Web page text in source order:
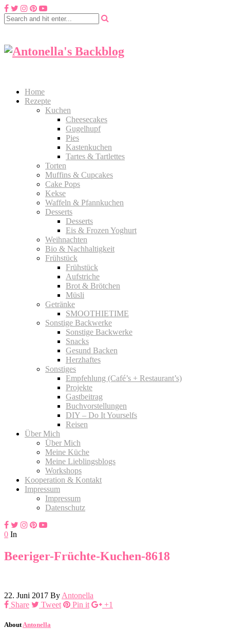
Home
Rezepte
Kuchen
Cheesecakes
Gugelhupf
Pies
Kastenkuchen
Tartes & Tartlettes
Torten
Muffins & Cupcakes
Cake Pops
Kekse
Waffeln & Pfannkuchen
Desserts
Desserts
Eis & Frozen Yoghurt
Weihnachten
Bio & Nachhaltigkeit
Frühstück
Frühstück
Aufstriche
Brot & Brötchen
Müsli
Getränke
SMOOTHIETIME
Sonstige Backwerke
Sonstige Backwerke
Snacks
Gesund Backen
Herzhaftes
Sonstiges
Empfehlung (Café’s + Restaurant’s)
Projekte
Gastbeitrag
Buchvorstellungen
DIY – Do It Yourselfs
Reisen
Über Mich
Über Mich
Meine Küche
Meine Lieblingsblogs
Workshops
Kooperation & Kontakt
Impressum
Impressum
Datenschutz
0 In
Beeriger-Früchte-Kuchen-8618
22. Juni 2017 By Antonella
Share
Tweet Pin it +1
About Antonella